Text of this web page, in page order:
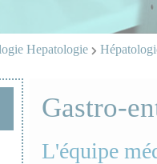
Hepatologie
Gastro-
L'équipe